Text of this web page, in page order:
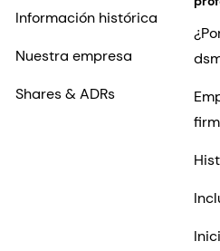
Información histórica
Nuestra empresa
Shares & ADRs